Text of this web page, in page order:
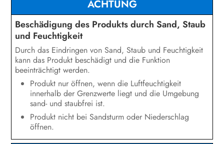
ACHTUNG
Beschädigung des Produkts durch Sand, Staub
und Feuchtigkeit
Durch das Eindringen von Sand, Staub und Feuchtigkeit
kann das Produkt beschädigt und die Funktion
beeinträchtigt werden.
Produkt nur öffnen, wenn die Luftfeuchtigkeit
innerhalb der Grenzwerte liegt und die Umgebung
sand- und staubfrei ist.
Produkt nicht bei Sandsturm oder Niederschlag
öffnen.